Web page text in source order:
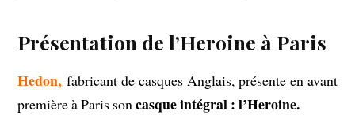
Présentation de l’Heroine à Paris
Hedon,fabricant de casques Anglais, présente en avant
première à Paris soncasque intégral : l’Heroine.